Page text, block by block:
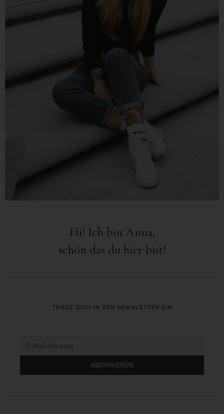
Hi! Ich bin Anna,
schön das du hier bist!
TRAGE DICH IN DEN NEWSLETTER EIN